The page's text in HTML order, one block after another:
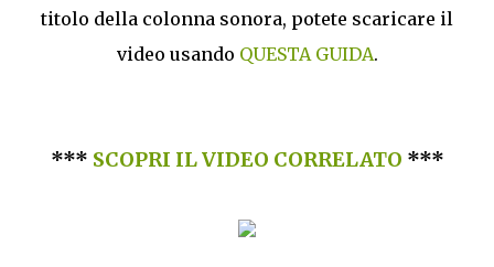
titolo della colonna sonora, potete scaricare il
video usando QUESTA GUIDA.
*** SCOPRI IL VIDEO CORRELATO ***